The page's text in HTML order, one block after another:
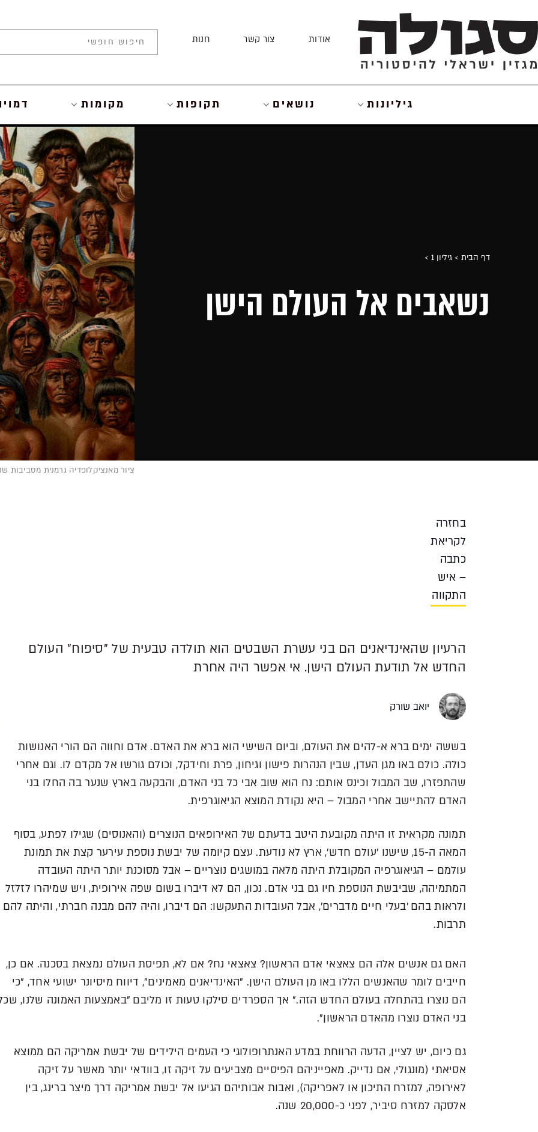
to
content
אודות צור קשר חנות
גיליונות נושאים תקופות מקומות
דף הבית > גיליון 1 >
נשאבים אל העולם הישן
ציור מאנציקלופדיה גרמנית מסביבות שנת 1900, המתאר את הקבוצות האתניות השונות של
בחזרה
לקריאת
כתבה
– איש
התקווה
הרעיון שהאינדיאנים הם בני עשרת השבטים הוא תולדה טבעית של "סיפוח" העולם
החדש אל תודעת העולם הישן. אי אפשר היה אחרת
יואב שורק
בששה ימים ברא א-להים את העולם, וביום השישי הוא ברא את האדם. אדם וחווה הם הורי האנושות
כולה. כולם באו מגן העדן, שבין הנהרות פישון וגיחון, פרת וחידקל, וכולם גורשו אל מקדם לו. וגם אחרי
שהתפזרו, שב המבול וכינס אותם: נח הוא שוב אבי כל בני האדם, והבקעה בארץ שנער בה החלו בני
האדם להתיישב אחרי המבול – היא נקודת המוצא הגיאוגרפית.
תמונה מקראית זו היתה מקובעת היטב בדעתם של האירופאים הנוצרים (והאנוסים) שגילו לפתע, בסוף
המאה ה-15, שישנו 'עולם חדש', ארץ לא נודעת. עצם קיומה של יבשת נוספת עירער קצת את תמונת
עולמם – הגיאוגרפיה המקובלת היתה מלאה במושגים נוצריים – אבל מסוכנת יותר היתה העובדה
המתמיהה, שביבשת הנוספת חיו גם בני אדם. נכון, הם לא דיברו בשום שפה אירופית, ויש שמיהרו לזלזל
ולראות בהם 'בעלי חיים מדברים', אבל העובדות התעקשו: הם דיברו, והיה להם מבנה חברתי, והיתה להם
תרבות.
האם גם אנשים אלה הם צאצאי אדם הראשון? צאצאי נח? אם לא, תפיסת העולם נמצאת בסכנה. אם כן,
חייבים לומר שהאנשים הללו באו מן העולם הישן. "האינדיאנים מאמינים", דיווח מיסיונר ישועי אחד, "כי
הם נוצרו בהתחלה בעולם החדש הזה." אך הספרדים סילקו טעות זו מליבם "באמצעות האמונה שלנו,
בני האדם נוצרו מהאדם הראשון".
גם כיום, יש לציין, הדעה הרווחת במדע האנתרופולוגי כי העמים הילידים של יבשת אמריקה הם ממוצא
אסיאתי (מונגולי, אם נדייק. מאפייניהם הפיסיים מצביעים על זיקה זו, בוודאי יותר מאשר על זיקה
לאירופה, למזרח התיכון או לאפריקה), ואבות אבותיהם הגיעו אל יבשת אמריקה דרך מיצר ברינג, בין
אלסקה למזרח סיביר, לפני כ-20,000 שנה.